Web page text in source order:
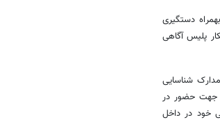
دستگیری
پلیس آگاهی
شناسایی
از آنها جهت حضور در
خود در داخل